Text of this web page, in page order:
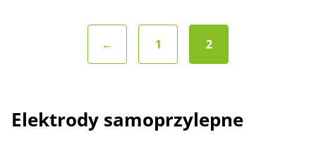
← 1 2
Elektrody samoprzylepne